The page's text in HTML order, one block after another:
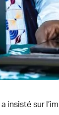
insisté sur